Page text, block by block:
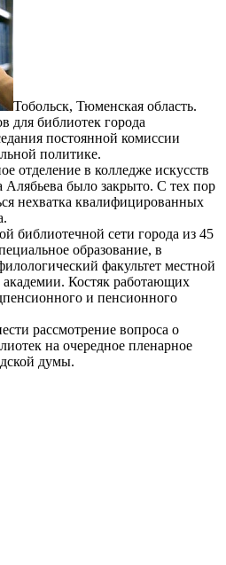
Тобольск, Тюменская область.
для библиотек города
постоянной комиссии
политике.
отделение в колледже искусств
было закрыто. С тех пор
нехватка квалифицированных
библиотечной сети города из 45
образование, в
факультет местной
академии. Костяк работающих
и пенсионного
рассмотрение вопроса о
на очередное пленарное
думы.